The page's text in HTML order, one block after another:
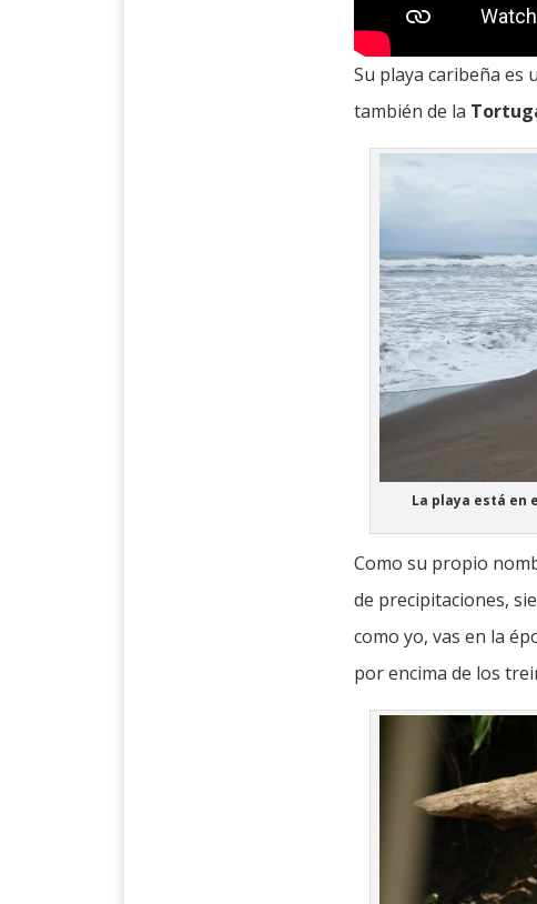
Su playa caribeña es
también de la
La playa está en
Como su propio
de precipitaciones,
como yo, vas en la
por encima de los